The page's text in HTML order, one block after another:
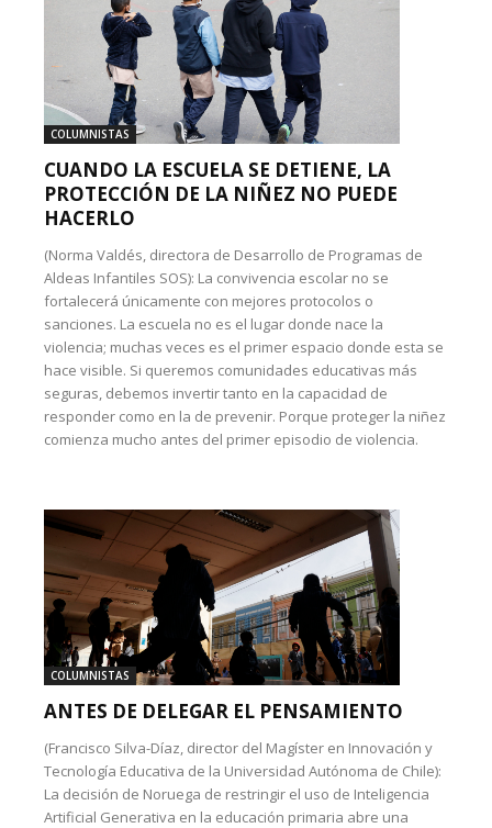
COLUMNISTAS
CUANDO LA ESCUELA SE DETIENE, LA
PROTECCIÓN DE LA NIÑEZ NO PUEDE
HACERLO
(Norma Valdés, directora de Desarrollo de Programas de
Aldeas Infantiles SOS): La convivencia escolar no se
fortalecerá únicamente con mejores protocolos o
sanciones. La escuela no es el lugar donde nace la
violencia; muchas veces es el primer espacio donde esta se
hace visible. Si queremos comunidades educativas más
seguras, debemos invertir tanto en la capacidad de
responder como en la de prevenir. Porque proteger la niñez
comienza mucho antes del primer episodio de violencia.
COLUMNISTAS
ANTES DE DELEGAR EL PENSAMIENTO
(Francisco Silva-Díaz, director del Magíster en Innovación y
Tecnología Educativa de la Universidad Autónoma de Chile):
La decisión de Noruega de restringir el uso de Inteligencia
Artificial Generativa en la educación primaria abre una